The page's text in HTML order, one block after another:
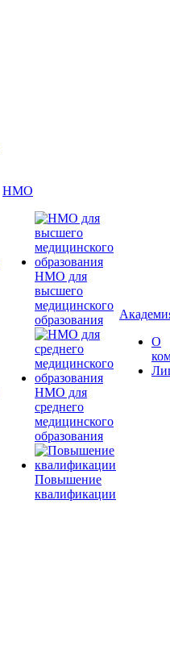
НМО
НМО для
высшего
медицинского
образования
НМО для
среднего
медицинского
образования
Повышение
квалификации
О